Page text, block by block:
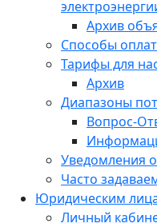
Архив
Способы
Тарифы для
Архив
Диапазоны
Вопрос-
Уведомления
Часто
Юридическим
Личный